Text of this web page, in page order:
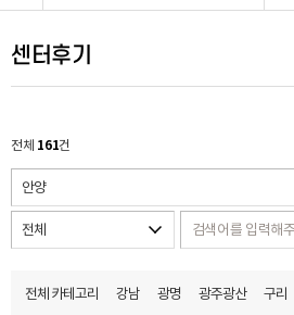
센터후기
전체 161건
전체 카테고리 강남 광명 광주광산 구리